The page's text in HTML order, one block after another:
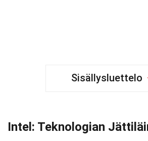
Sisällysluettelo
Intel: Teknologian